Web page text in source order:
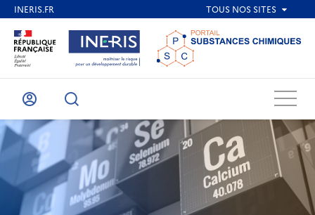
Mon
compte
Recherche
Menu